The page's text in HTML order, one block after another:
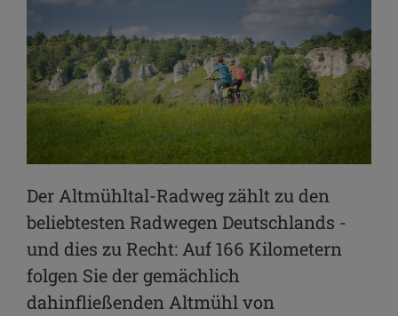
Der Altmühltal-Radweg zählt zu den
beliebtesten Radwegen Deutschlands -
und dies zu Recht: Auf 166 Kilometern
folgen Sie der gemächlich
dahinfließenden Altmühl von